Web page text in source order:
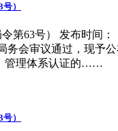
）
局令第63号） 发布
局务会审议通过
理体系认证的……
）